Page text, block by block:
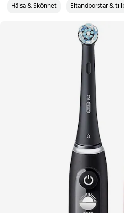
Hälsa & Skönhet Eltandborstar &